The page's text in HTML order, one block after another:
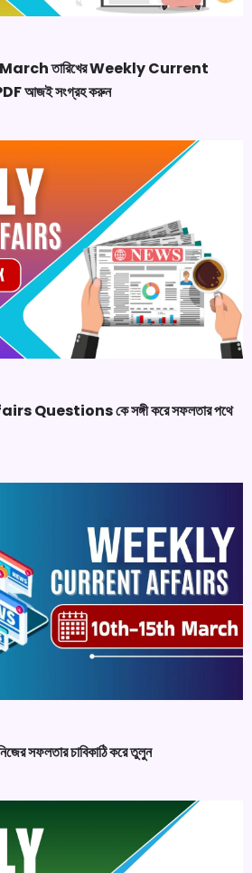
তারিখের Weekly Current
আজই সংগ্রহ করুন
কে সঙ্গী করে সফলতার পথে
সফলতার চাবিকাঠি করে তুলুন